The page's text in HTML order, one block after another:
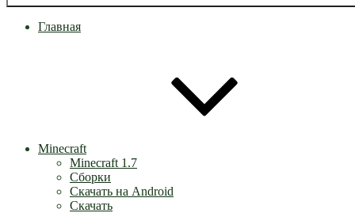
Главная
Minecraft
Minecraft 1.7
Сборки
Скачать на Android
Скачать